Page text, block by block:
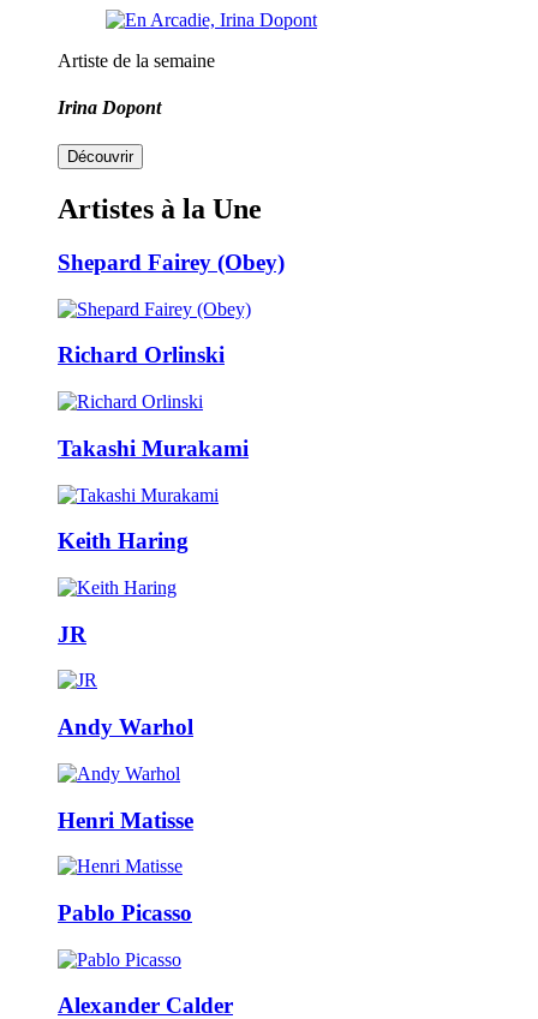
Artiste de la semaine
Irina Dopont
Découvrir
Artistes à la Une
Shepard Fairey (Obey)
Richard Orlinski
Takashi Murakami
Keith Haring
JR
Andy Warhol
Henri Matisse
Pablo Picasso
Alexander Calder